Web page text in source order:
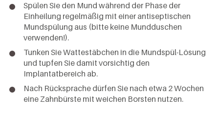
Spülen Sie den Mund während der Phase der
Einheilung regelmäßig mit einer antiseptischen
Mundspülung aus (bitte keine Mundduschen
verwenden!).
Tunken Sie Wattestäbchen in die Mundspül-Lösung
und tupfen Sie damit vorsichtig den
Implantatbereich ab.
Nach Rücksprache dürfen Sie nach etwa 2 Wochen
eine Zahnbürste mit weichen Borsten nutzen.